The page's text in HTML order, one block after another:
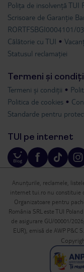
Polița de insolvență TUI
Scrisoare de Garanție
RORTFSBGI0004101/
Călătorie cu TUI
Statusul reclamației
Termeni și
Termeni și condiții
Politica de cookies
Standarde pentru
TUI pe internet
Anunțurile, reclamele,
internet tui.ro nu constituie
Organizatoare pentru
România SRL este TUI
de asigurare GU/00001/
EUR), emisă de AWP P&C